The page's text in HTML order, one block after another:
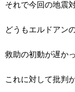
それで今回の地震
どうもエルドアン
救助の初動が遅か
これに対して批判